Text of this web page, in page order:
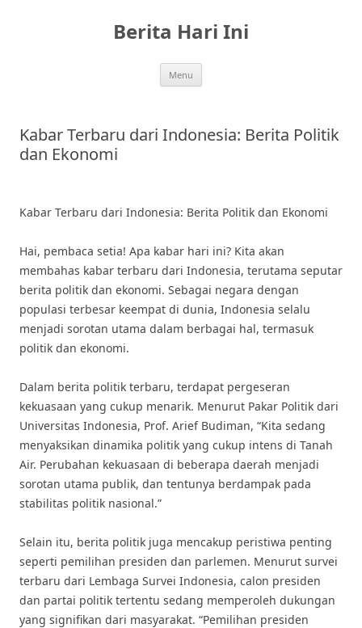
Berita Hari Ini
Menu
Kabar Terbaru dari Indonesia: Berita Politik
dan Ekonomi
Kabar Terbaru dari Indonesia: Berita Politik dan Ekonomi
Hai, pembaca setia! Apa kabar hari ini? Kita akan
membahas kabar terbaru dari Indonesia, terutama seputar
berita politik dan ekonomi. Sebagai negara dengan
populasi terbesar keempat di dunia, Indonesia selalu
menjadi sorotan utama dalam berbagai hal, termasuk
politik dan ekonomi.
Dalam berita politik terbaru, terdapat pergeseran
kekuasaan yang cukup menarik. Menurut Pakar Politik dari
Universitas Indonesia, Prof. Arief Budiman, “Kita sedang
menyaksikan dinamika politik yang cukup intens di Tanah
Air. Perubahan kekuasaan di beberapa daerah menjadi
sorotan utama publik, dan tentunya berdampak pada
stabilitas politik nasional.”
Selain itu, berita politik juga mencakup peristiwa penting
seperti pemilihan presiden dan parlemen. Menurut survei
terbaru dari Lembaga Survei Indonesia, calon presiden
dan partai politik tertentu sedang memperoleh dukungan
yang signifikan dari masyarakat. “Pemilihan presiden